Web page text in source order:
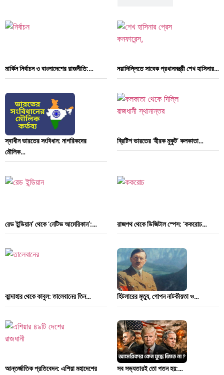
মার্কিন নির্বাচন ও বাংলাদেশের রাজনীতি:… নয়াদিল্লিতে সাবেক প্রধানমন্ত্রী শেখ হাসিনার…
স্বাধীন ভারতের সংবিধান: নাগরিকদের
মৌলিক…
ব্রিটিশ ভারতের ‘হীরক মুকুট’ কলকাতা…
রেড ইন্ডিয়ান’ থেকে ‘নেটিভ আমেরিকান’:… রাজপথ থেকে ডিজিটাল স্পেস: ‘ককরোচ…
কান্দাহার থেকে কাবুল: তালেবানের তিন… হিটলারের মৃত্যু, গোপন নাটকীয়তা ও…
আন্তর্জাতিক প্রতিবেদন: এশিয়া মহাদেশের
সব সভ্যতারই তো পতন হয়:…